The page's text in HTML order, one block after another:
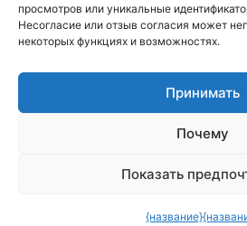
просмотров или уникальные
Несогласие или отзыв согласия может
некоторых функциях и возможностях.
Принимать
Почему
Показать
{название}
Подписывайтесь на
@pet360_official
pet breeder
Pet360 Srl – авторские